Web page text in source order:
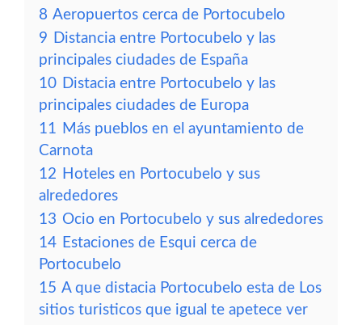
8 Aeropuertos cerca de Portocubelo
9 Distancia entre Portocubelo y las
principales ciudades de España
10 Distacia entre Portocubelo y las
principales ciudades de Europa
11 Más pueblos en el ayuntamiento de
Carnota
12 Hoteles en Portocubelo y sus
alrededores
13 Ocio en Portocubelo y sus alrededores
14 Estaciones de Esqui cerca de
Portocubelo
15 A que distacia Portocubelo esta de Los
sitios turisticos que igual te apetece ver